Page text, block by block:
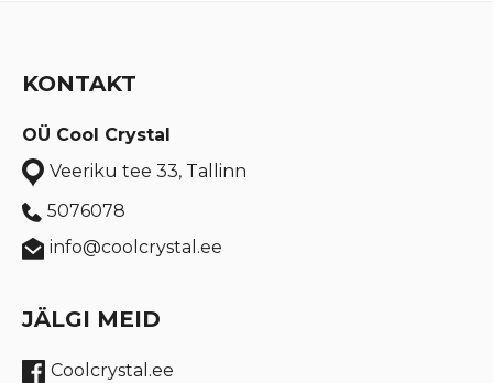
KONTAKT
OÜ Cool Crystal
Veeriku tee 33, Tallinn
5076078
info@coolcrystal.ee
JÄLGI MEID
Coolcrystal.ee